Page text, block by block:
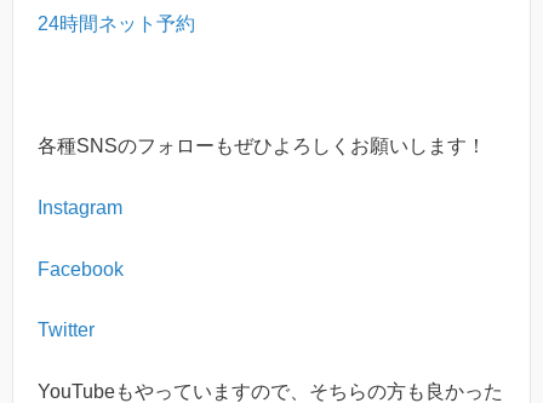
24時間ネット予約
各種SNSのフォローもぜひよろしくお願いします！
Instagram
Facebook
Twitter
YouTubeもやっていますので、そちらの方も良かった